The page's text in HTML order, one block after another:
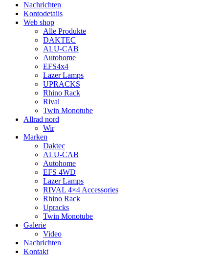
Nachrichten
Kontodetails
Web shop
Alle Produkte
DAKTEC
ALU-CAB
Autohome
EFS4x4
Lazer Lamps
UPRACKS
Rhino Rack
Rival
Twin Monotube
Allrad nord
Wir
Marken
Daktec
ALU-CAB
Autohome
EFS 4WD
Lazer Lamps
RIVAL 4×4 Accessories
Rhino Rack
Upracks
Twin Monotube
Galerie
Video
Nachrichten
Kontakt